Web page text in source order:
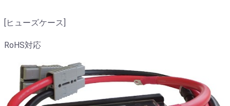
[ヒューズケース]
RoHS対応